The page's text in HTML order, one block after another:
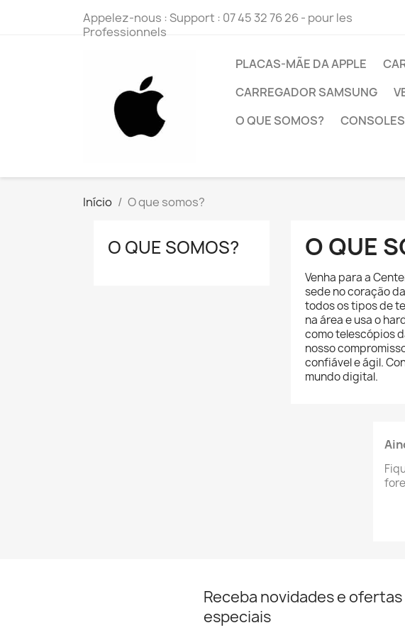
Appelez-nous :Support : 07 45 32 76 26 - pour les
Professionnels
PLACAS-MÃE DA APPLE
CARREGADOR SAMSUNG
O QUE SOMOS?
CONSOLES
Início O que somos?
O QUE SOMOS? O QUE
Venha para a
sede no coração
todos os tipos de
na área e usa o
como telescópios
nosso
confiável e ágil.
mundo digital.
Receba novidades e ofertas
especiais